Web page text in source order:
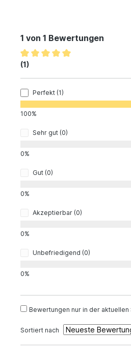
1 von 1 Bewertungen
(1)
Perfekt (1)
100%
Sehr gut (0)
0%
Gut (0)
0%
Akzeptierbar (0)
0%
Unbefriedigend (0)
0%
Bewertungen nur in der aktuellen
Sortiert nach